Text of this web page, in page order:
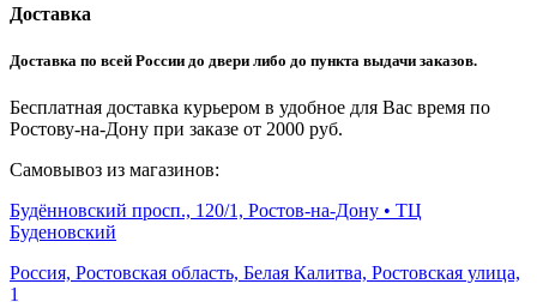
Доставка
Доставка по всей России до двери либо до пункта выдачи заказов.
Бесплатная доставка курьером в удобное для Вас время по
Ростову-на-Дону при заказе от 2000 руб.
Самовывоз из магазинов:
Будённовский просп., 120/1, Ростов-на-Дону • ТЦ
Буденовский
Россия, Ростовская область, Белая Калитва, Ростовская улица,
1